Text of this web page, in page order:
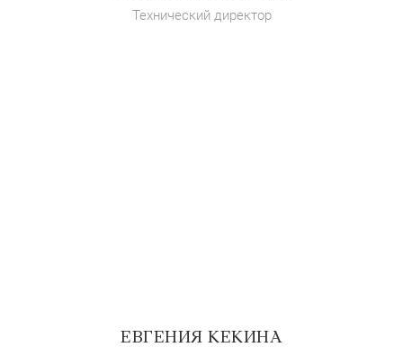
Технический директор
ЕВГЕНИЯ КЕКИНА